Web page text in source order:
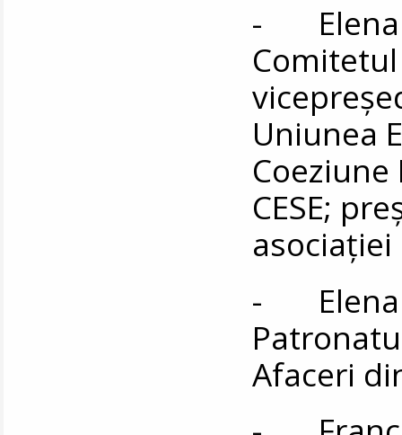
- Elena
Uniunea
Coeziune
CESE;
asociaţiei
- Elena
Afaceri